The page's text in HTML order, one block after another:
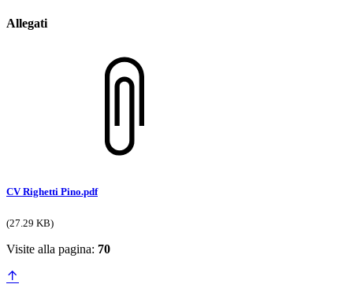
Allegati
CV Righetti Pino.pdf
(27.29 KB)
Visite alla pagina: 70